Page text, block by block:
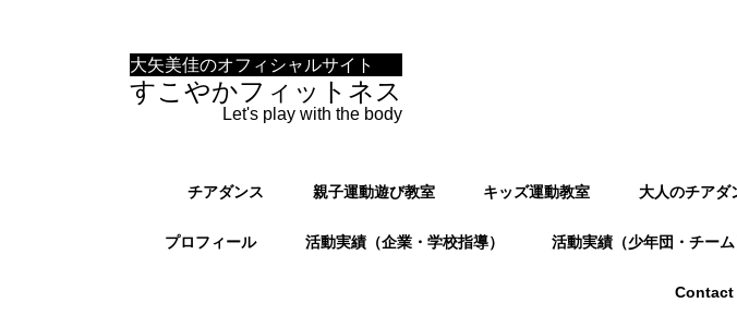
大矢美佳のオフィシャルサイト
すこやかフィットネス
Let's play with the body
チアダンス 親子運動遊び教室 キッズ運動教室 大人のチアダ
プロフィール 活動実績（企業・学校指導） 活動実績（少年団・チーム
Contact